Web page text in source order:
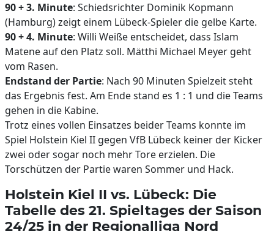
90 + 3. Minute: Schiedsrichter Dominik Kopmann
(Hamburg) zeigt einem Lübeck-Spieler die gelbe Karte.
90 + 4. Minute: Willi Weiße entscheidet, dass Islam
Matene auf den Platz soll. Mätthi Michael Meyer geht
vom Rasen.
Endstand der Partie: Nach 90 Minuten Spielzeit steht
das Ergebnis fest. Am Ende stand es 1 : 1 und die Teams
gehen in die Kabine.
Trotz eines vollen Einsatzes beider Teams konnte im
Spiel Holstein Kiel II gegen VfB Lübeck keiner der Kicker
zwei oder sogar noch mehr Tore erzielen. Die
Torschützen der Partie waren Sommer und Hack.
Holstein Kiel II vs. Lübeck: Die
Tabelle des 21. Spieltages der Saison
24/25 in der Regionalliga Nord